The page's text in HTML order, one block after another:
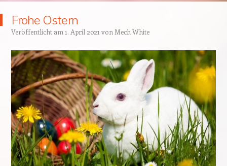
Frohe Ostern
Veröffentlicht am1. April 2021 vonMech White